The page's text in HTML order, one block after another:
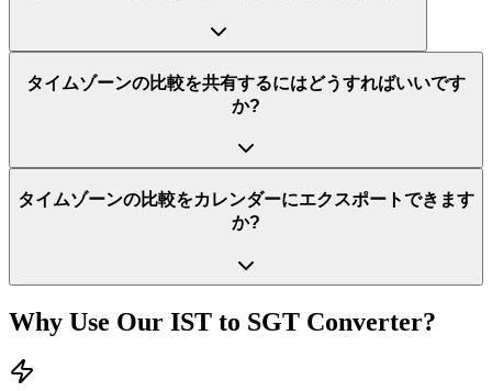
タイムゾーンの比較を共有するにはどうすればいいです
か?
タイムゾーンの比較をカレンダーにエクスポートできます
か?
Why Use Our IST to SGT Converter?